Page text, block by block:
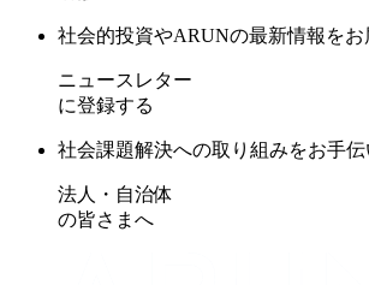
社会的投資やARUNの最新情報をお
ニュースレター
に登録する
社会課題解決への取り組みをお手
法人・自治体
の皆さまへ